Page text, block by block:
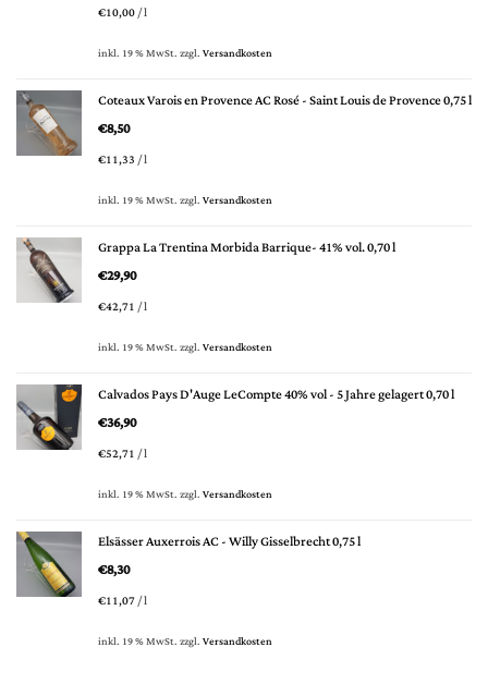
€10,00/l
inkl. 19 % MwSt.zzgl.Versandkosten
Coteaux Varois en Provence AC Rosé - Saint Louis de Provence 0,75 l
€8,50
€11,33/l
inkl. 19 % MwSt.zzgl.Versandkosten
Grappa La Trentina Morbida Barrique- 41% vol. 0,70 l
€29,90
€42,71/l
inkl. 19 % MwSt.zzgl.Versandkosten
Calvados Pays D'Auge LeCompte 40% vol - 5 Jahre gelagert 0,70 l
€36,90
€52,71/l
inkl. 19 % MwSt.zzgl.Versandkosten
Elsässer Auxerrois AC - Willy Gisselbrecht 0,75 l
€8,30
€11,07/l
inkl. 19 % MwSt.zzgl.Versandkosten